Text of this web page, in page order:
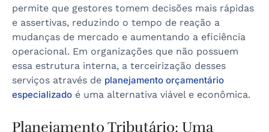
permite que gestores tomem decisões mais rápidas
e assertivas, reduzindo o tempo de reação a
mudanças de mercado e aumentando a eficiência
operacional. Em organizações que não possuem
essa estrutura interna, a terceirização desses
serviços através de planejamento orçamentário
especializado é uma alternativa viável e econômica.
Planejamento Tributário: Uma